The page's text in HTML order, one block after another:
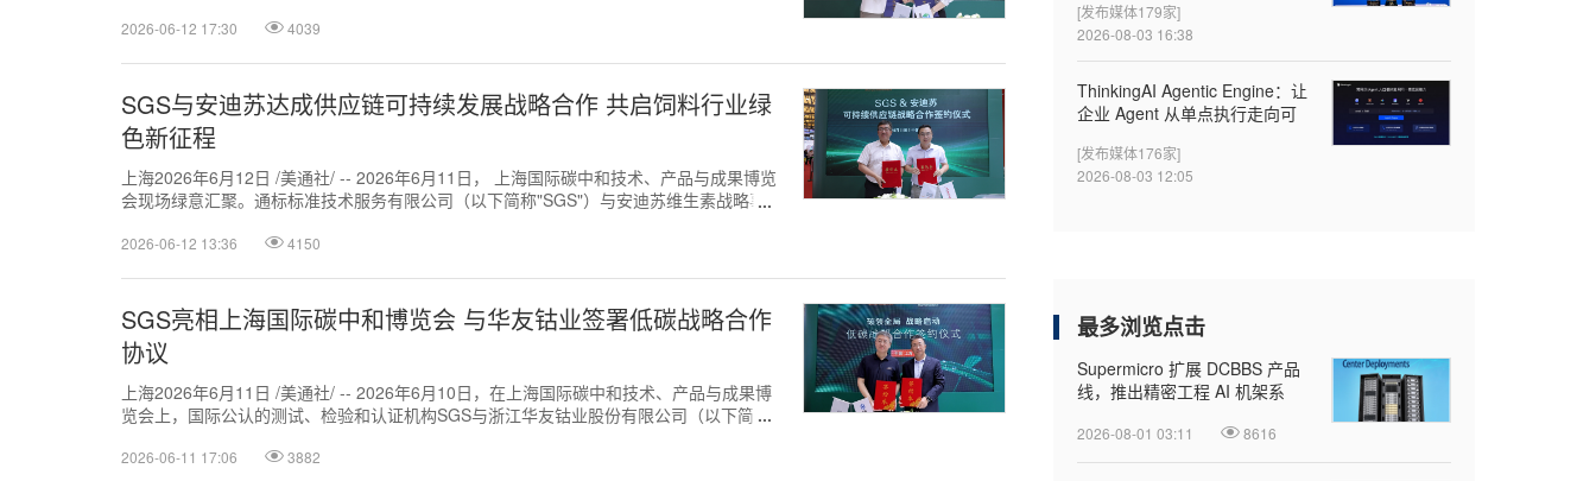
2026-06-12 17:30 4039
SGS与安迪苏达成供应链可持续发展战略合作 共启饲料行业绿
色新征程
上海2026年6月12日 /美通社/ -- 2026年6月11日， 上海国际碳中和技术、产品与成果博览
会现场绿意汇聚。通标标准技术服务有限公司（以下简称"SGS"）与安迪苏维生素战略事
2026-06-12 13:36 4150
SGS亮相上海国际碳中和博览会 与华友钴业签署低碳战略合作
协议
上海2026年6月11日 /美通社/ -- 2026年6月10日，在上海国际碳中和技术、产品与成果博
览会上，国际公认的测试、检验和认证机构SGS与浙江华友钴业股份有限公司（以下简
2026-06-11 17:06 3882
[发布媒体179家]
2026-08-03 16:38
ThinkingAI Agentic Engine：让
企业 Agent 从单点执行走向可
[发布媒体176家]
2026-08-03 12:05
最多浏览点击
Supermicro 扩展 DCBBS 产品
线，推出精密工程 AI 机架系
2026-08-01 03:11 8616